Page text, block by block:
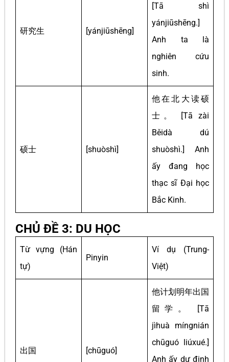
研究生 [yánjiūshēng]
[Tā shì
yánjiūshēng.]
Anh ta là
nghiên cứu
sinh.
硕士 [shuòshì]
他在北大读硕
士。 [Tā zài
Běidà dú
shuòshì.] Anh
ấy đang học
thạc sĩ Đại học
Bắc Kinh.
CHỦ ĐỀ 3: DU HỌC
Từ vựng (Hán
tự)
Pinyin
Ví dụ (Trung-
Việt)
出国 [chūguó]
他计划明年出国
留学。 [Tā
jìhuà míngnián
chūguó liúxué.]
Anh ấy dự định